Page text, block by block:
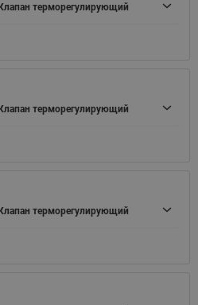
терморегулирующий
терморегулирующий
терморегулирующий